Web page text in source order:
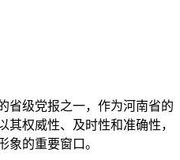
省级党报之一，作为河南省的
其权威性、及时性和准确性，
象的重要窗口。